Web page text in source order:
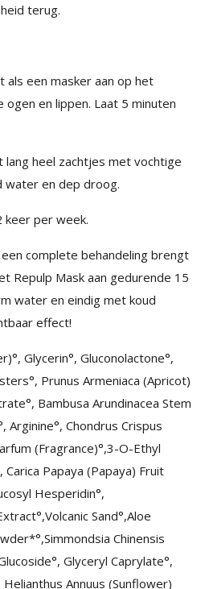
terug.
als een masker aan op het
en lippen. Laat 5 minuten
lang heel zachtjes met vochtige
water en dep droog.
keer per week.
complete behandeling brengt
Repulp Mask aan gedurende 15
water en eindig met koud
effect!
Glycerin°, Gluconolactone°,
Prunus Armeniaca (Apricot)
Bambusa Arundinacea Stem
Arginine°, Chondrus Crispus
(Fragrance)°,3-O-Ethyl
Carica Papaya (Papaya) Fruit
Hesperidin°,
Sand°,Aloe
Chinensis
Glyceryl Caprylate°,
Annuus (Sunflower)